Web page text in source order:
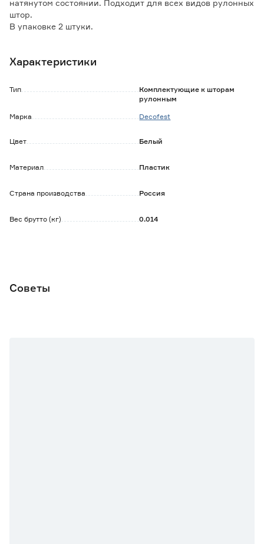
натянутом состоянии. Подходит для всех видов рулонных
штор.
В упаковке 2 штуки.
Характеристики
Тип
Комплектующие к шторам
рулонным
Марка
Decofest
Цвет Белый
Материал Пластик
Страна производства Россия
Вес брутто (кг) 0.014
Советы